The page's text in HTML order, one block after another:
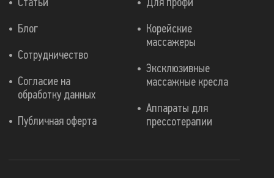
Корейские
массажеры
Эксклюзивные
массажные кресла
Аппараты для
прессотерапии
Блог
Сотрудничество
Согласие на
обработку данных
Публичная оферта